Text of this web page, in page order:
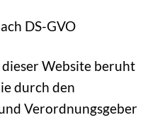
DS-GVO
Website beruht
durch den
Verordnungsgeber